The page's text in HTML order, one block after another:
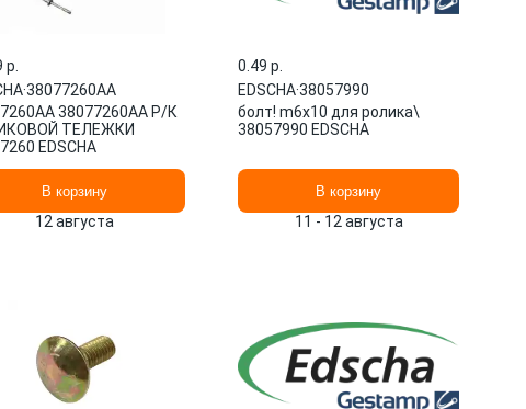
p.
·38077260AA
38077260AA Р/К
ТЕЛЕЖКИ
EDSCHA
В корзину
12 августа
0.49 p.
EDSCHA·38057990
болт! m6x10 для ролика\
38057990 EDSCHA
В корзину
11 - 12 августа